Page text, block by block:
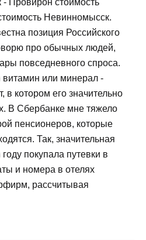
Провирон стоимость
Невинномысск.
позиция Российского
про обычных людей,
повседневного спроса.
или минерал -
в котором его значительно
В Сбербанке мне тяжело
пенсионеров, которые
Так, значительная
покупала путевки в
и номера в отелях
рассчитывая